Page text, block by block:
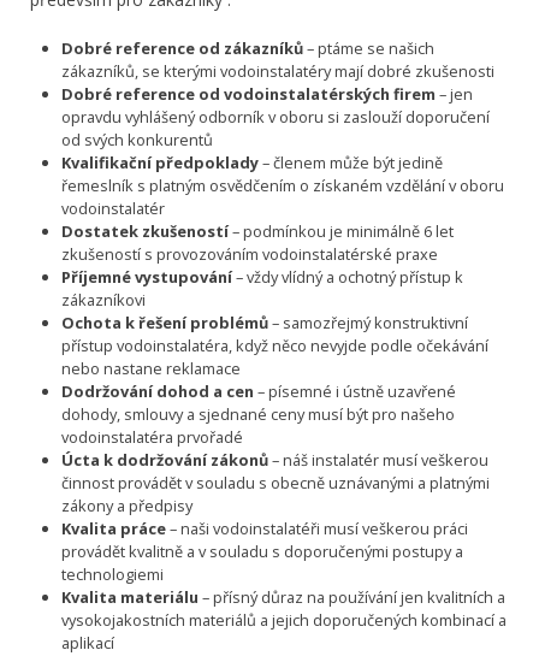
Dobré reference od zákazníků– ptáme se našich
zákazníků, se kterými vodoinstalatéry mají dobré zkušenosti
Dobré reference od vodoinstalatérských firem – jen
opravdu vyhlášený odborník v oboru si zaslouží doporučení
od svých konkurentů
Kvalifikační předpoklady– členem může být jedině
řemeslník s platným osvědčením o získaném vzdělání v oboru
vodoinstalatér
Dostatek zkušeností– podmínkou je minimálně 6 let
zkušeností s provozováním vodoinstalatérské praxe
Příjemné vystupování– vždy vlídný a ochotný přístup k
zákazníkovi
Ochota k řešení problémů– samozřejmý konstruktivní
přístup vodoinstalatéra, když něco nevyjde podle očekávání
nebo nastane reklamace
Dodržování dohod a cen – písemné i ústně uzavřené
dohody, smlouvy a sjednané ceny musí být pro našeho
vodoinstalatéra prvořadé
Úcta k dodržování zákonů– náš instalatér musí veškerou
činnost provádět v souladu s obecně uznávanými a platnými
zákony a předpisy
Kvalita práce– naši vodoinstalatéři musí veškerou práci
provádět kvalitně a v souladu s doporučenými postupy a
technologiemi
Kvalita materiálu – přísný důraz na používání jen kvalitních a
vysokojakostních materiálů a jejich doporučených kombinací a
aplikací